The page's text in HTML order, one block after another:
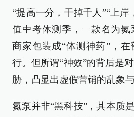
“提高一分，干掉千人”“上
值中考体测季，一款名为氮
商家包装成“体测神药”，
行。但所谓“神效”的背后是
胁，凸显出虚假营销的乱象与
氮泵并非“黑科技”，其本质